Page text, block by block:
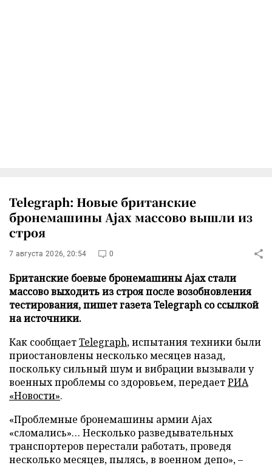
Telegraph: Новые британские
бронемашины Ajax массово вышли из
строя
7 августа 2026, 20:54 0
Британские боевые бронемашины Ajax стали
массово выходить из строя после возобновления
тестирования, пишет газета Telegraph со ссылкой
на источники.
Как сообщаетTelegraph, испытания техники были
приостановлены несколько месяцев назад,
поскольку сильный шум и вибрации вызывали у
военных проблемы со здоровьем, передаетРИА
«Новости».
«Проблемные бронемашины армии Ajax
«сломались»… Несколько разведывательных
транспортеров перестали работать, проведя
несколько месяцев, пылясь, в военном депо», –